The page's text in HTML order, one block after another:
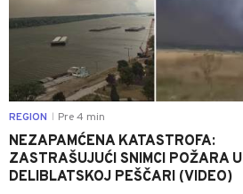
REGION Pre 4 min
NEZAPAMĆENA KATASTROFA:
ZASTRAŠUJUĆI SNIMCI POŽARA U
DELIBLATSKOJ PEŠČARI (VIDEO)